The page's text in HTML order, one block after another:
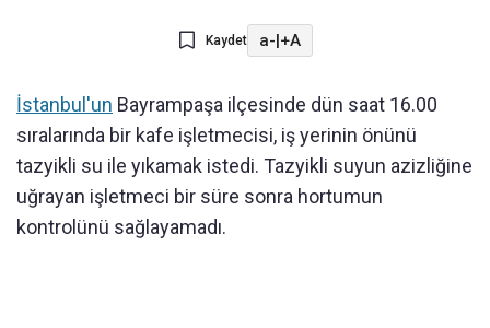
Kaydet a-|+A
İstanbul'un Bayrampaşa ilçesinde dün saat 16.00
sıralarında bir kafe işletmecisi, iş yerinin önünü
tazyikli su ile yıkamak istedi. Tazyikli suyun azizliğine
uğrayan işletmeci bir süre sonra hortumun
kontrolünü sağlayamadı.